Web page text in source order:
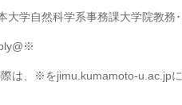
大学自然科学系事務課大学院教務
※
は、※をjimu.kumamoto-u.ac.jp